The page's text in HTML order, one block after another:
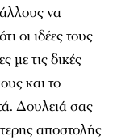
άλλους να
οι ιδέες τους
με τις δικές
και το
Δουλειά σας
αποστολής